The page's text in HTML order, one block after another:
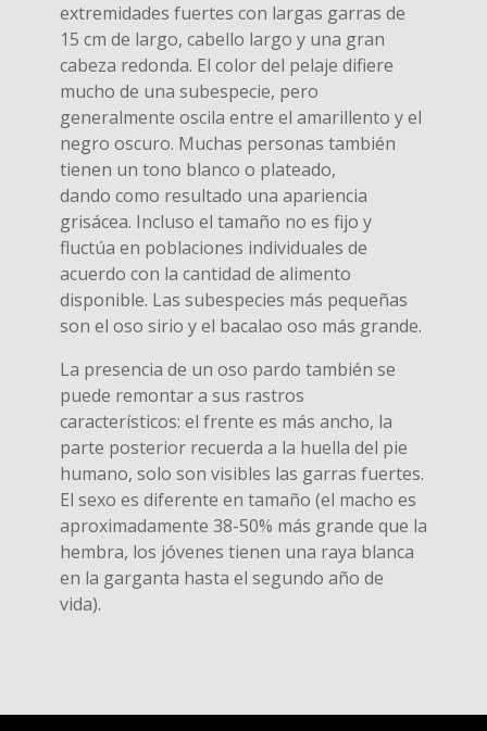
extremidades fuertes con largas garras de
15 cm de largo, cabello largo y una gran
cabeza redonda. El color del pelaje difiere
mucho de una subespecie, pero
generalmente oscila entre el amarillento y el
negro oscuro. Muchas personas también
tienen un tono blanco o plateado,
dando como resultado una apariencia
grisácea. Incluso el tamaño no es fijo y
fluctúa en poblaciones individuales de
acuerdo con la cantidad de alimento
disponible. Las subespecies más pequeñas
son el oso sirio y el bacalao oso más grande.
La presencia de un oso pardo también se
puede remontar a sus rastros
característicos: el frente es más ancho, la
parte posterior recuerda a la huella del pie
humano, solo son visibles las garras fuertes.
El sexo es diferente en tamaño (el macho es
aproximadamente 38-50% más grande que la
hembra, los jóvenes tienen una raya blanca
en la garganta hasta el segundo año de
vida).